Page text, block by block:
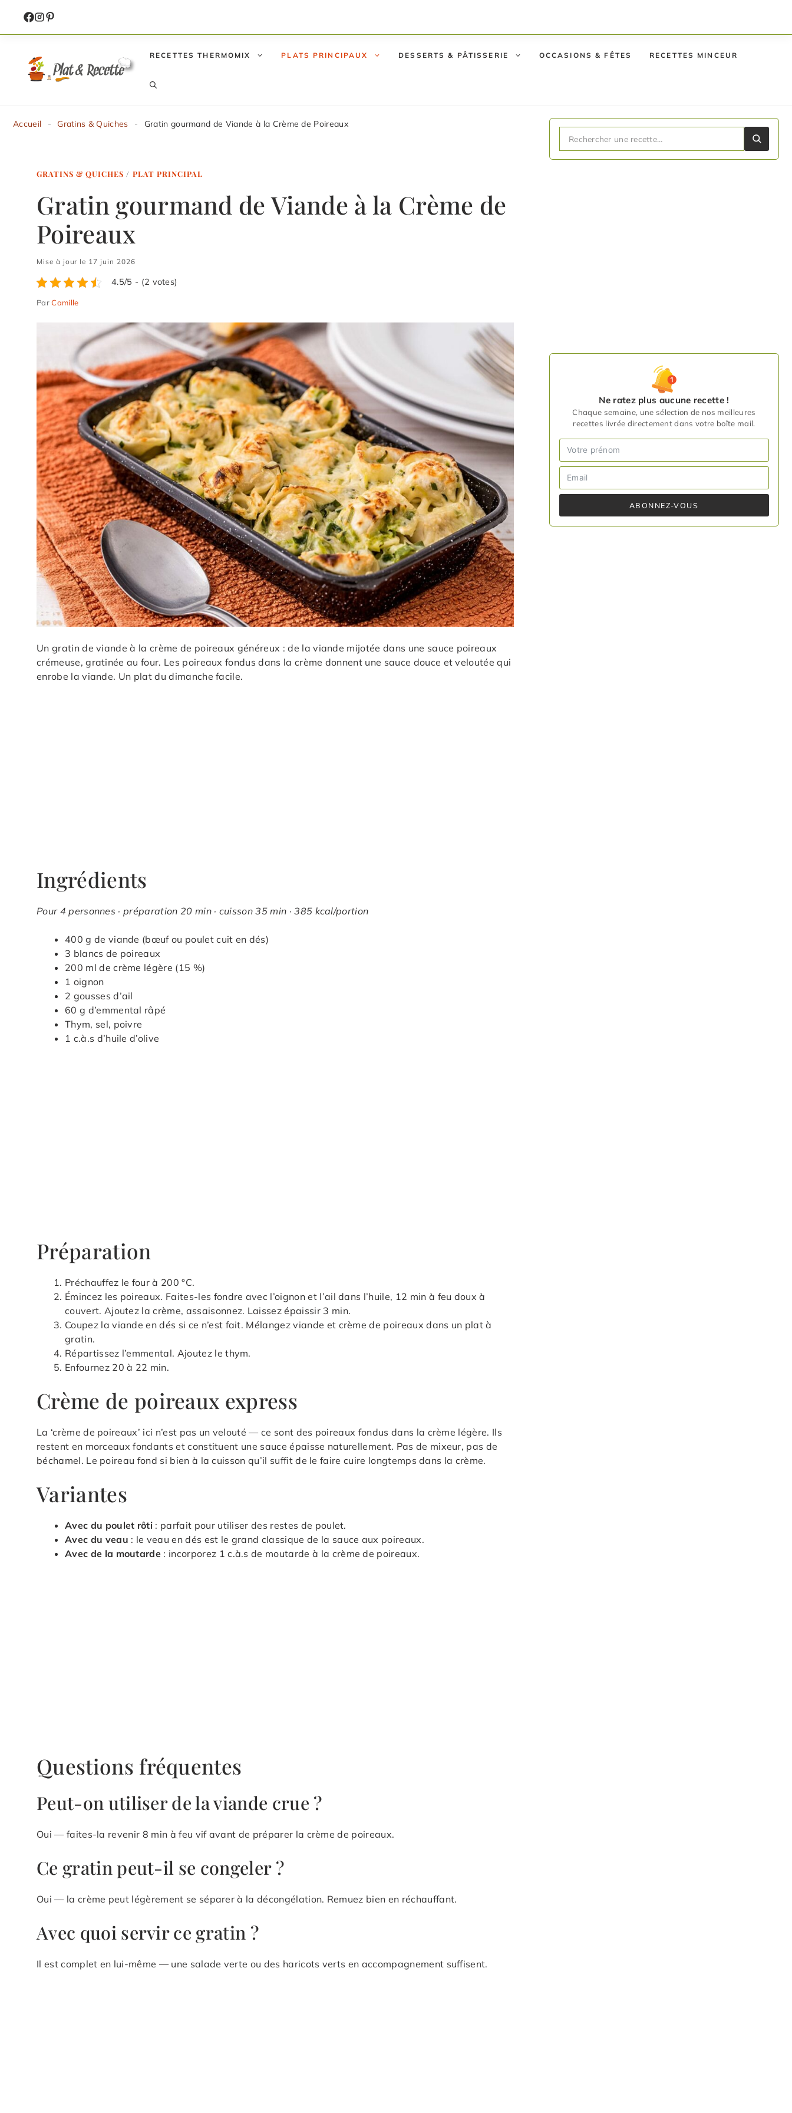
contenu
RECETTES THERMOMIX PLATS PRINCIPAUX DESSERTS & PÂTISSERIE OCCASIONS & FÊTES RECETTES MINCEUR
Accueil - Gratins & Quiches - Gratin gourmand de Viande à la Crème de Poireaux
GRATINS & QUICHES / PLAT PRINCIPAL
Gratin gourmand de Viande à la Crème de
Poireaux
Mise à jour le 17 juin 2026
4.5/5 - (2 votes)
ParCamille
Un gratin de viande à la crème de poireaux généreux : de la viande mijotée dans une sauce poireaux
crémeuse, gratinée au four. Les poireaux fondus dans la crème donnent une sauce douce et veloutée qui
enrobe la viande. Un plat du dimanche facile.
Ingrédients
Pour 4 personnes · préparation 20 min · cuisson 35 min · 385 kcal/portion
400 g de viande (bœuf ou poulet cuit en dés)
3 blancs de poireaux
200 ml de crème légère (15 %)
1 oignon
2 gousses d’ail
60 g d’emmental râpé
Thym, sel, poivre
1 c.à.s d’huile d’olive
Préparation
Préchauffez le four à 200 °C.
Émincez les poireaux. Faites-les fondre avec l’oignon et l’ail dans l’huile, 12 min à feu doux à
couvert. Ajoutez la crème, assaisonnez. Laissez épaissir 3 min.
Coupez la viande en dés si ce n’est fait. Mélangez viande et crème de poireaux dans un plat à
gratin.
Répartissez l’emmental. Ajoutez le thym.
Enfournez 20 à 22 min.
Crème de poireaux express
La ‘crème de poireaux’ ici n’est pas un velouté — ce sont des poireaux fondus dans la crème légère. Ils
restent en morceaux fondants et constituent une sauce épaisse naturellement. Pas de mixeur, pas de
béchamel. Le poireau fond si bien à la cuisson qu’il suffit de le faire cuire longtemps dans la crème.
Variantes
Avec du poulet rôti : parfait pour utiliser des restes de poulet.
Avec du veau : le veau en dés est le grand classique de la sauce aux poireaux.
Avec de la moutarde : incorporez 1 c.à.s de moutarde à la crème de poireaux.
Questions fréquentes
Peut-on utiliser de la viande crue ?
Oui — faites-la revenir 8 min à feu vif avant de préparer la crème de poireaux.
Ce gratin peut-il se congeler ?
Oui — la crème peut légèrement se séparer à la décongélation. Remuez bien en réchauffant.
Avec quoi servir ce gratin ?
Il est complet en lui-même — une salade verte ou des haricots verts en accompagnement suffisent.
Ne ratez plus aucune recette !
Chaque semaine, une sélection de nos meilleures
recettes livrée directement dans votre boîte mail.
ABONNEZ-VOUS